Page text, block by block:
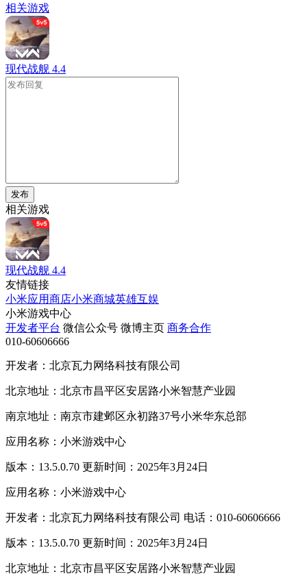
相关游戏
现代战舰 4.4
发布
相关游戏
现代战舰 4.4
友情链接
小米应用商店小米商城英雄互娱
小米游戏中心
开发者平台 微信公众号 微博主页 商务合作
010-60606666
开发者：北京瓦力网络科技有限公司
北京地址：北京市昌平区安居路小米智慧产业园
南京地址：南京市建邺区永初路37号小米华东总部
应用名称：小米游戏中心
版本：13.5.0.70 更新时间：2025年3月24日
应用名称：小米游戏中心
开发者：北京瓦力网络科技有限公司 电话：010-60606666
版本：13.5.0.70 更新时间：2025年3月24日
北京地址：北京市昌平区安居路小米智慧产业园